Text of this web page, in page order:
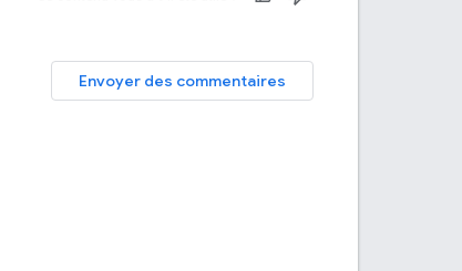
Envoyer des commentaires